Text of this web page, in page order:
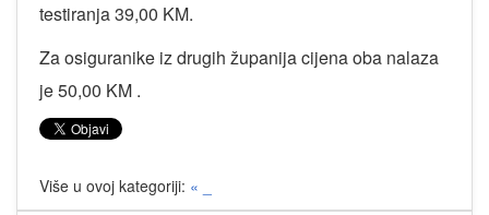
testiranja 39,00 KM.
Za osiguranike iz drugih županija cijena oba nalaza
je 50,00 KM .
Više u ovoj kategoriji: « _